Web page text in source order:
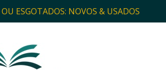
ESGOTADOS: NOVOS & USADOS